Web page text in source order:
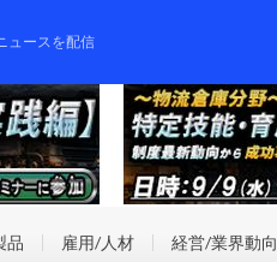
ュースを配信
品 雇用/人材 経営/業界動向